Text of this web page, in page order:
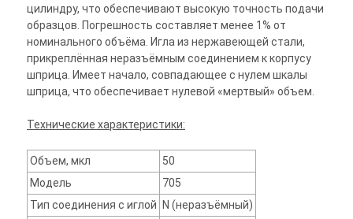
цилиндру, что обеспечивают высокую точность подачи
образцов. Погрешность составляет менее 1% от
номинального объёма. Игла из нержавеющей стали,
прикреплённая неразъёмным соединением к корпусу
шприца. Имеет начало, совпадающее с нулем шкалы
шприца, что обеспечивает нулевой «мертвый» объем.
Технические характеристики:
Объем, мкл
50
Модель
705
Тип соединения с иглой
N (неразъёмный)